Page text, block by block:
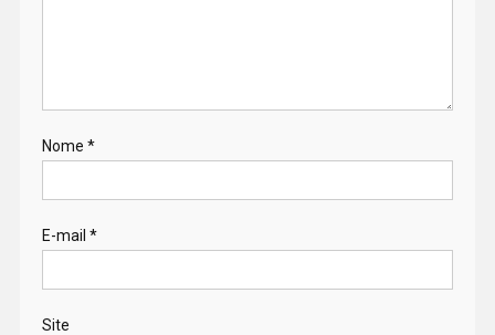
Nome *
E-mail *
Site